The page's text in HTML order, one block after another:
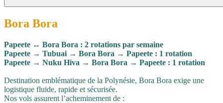
Bora Bora
Papeete ↔ Bora Bora : 2 rotations par semaine
Papeete → Tubuai → Bora Bora → Papeete : 1 rotation
Papeete → Nuku Hiva → Bora Bora → Papeete : 1 rotation
Destination emblématique de la Polynésie, Bora Bora exige une
logistique fluide, rapide et sécurisée.
Nos vols assurent l’acheminement de :